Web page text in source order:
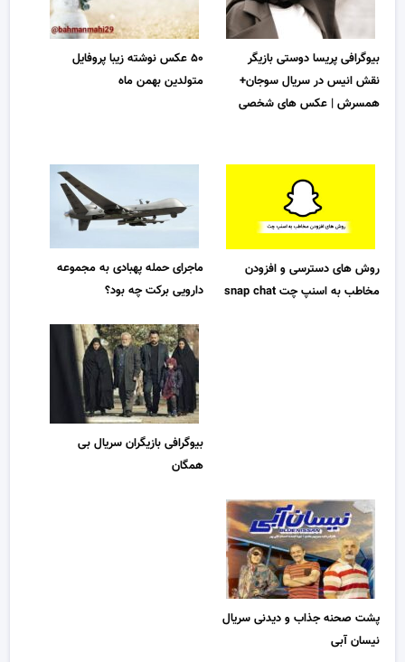
بیوگرافی پریسا دوستی بازیگر
نقش انیس در سریال سوجان+
همسرش | عکس های شخصی
۵۰ عکس نوشته زیبا پروفایل
متولدین بهمن ماه
روش های دسترسی و افزودن
مخاطب به اسنپ چت snap chat
ماجرای حمله پهبادی به مجموعه
دارویی برکت چه بود؟
بیوگرافی بازیگران سریال بی
همگان
پشت صحنه جذاب و دیدنی سریال
نیسان آبی